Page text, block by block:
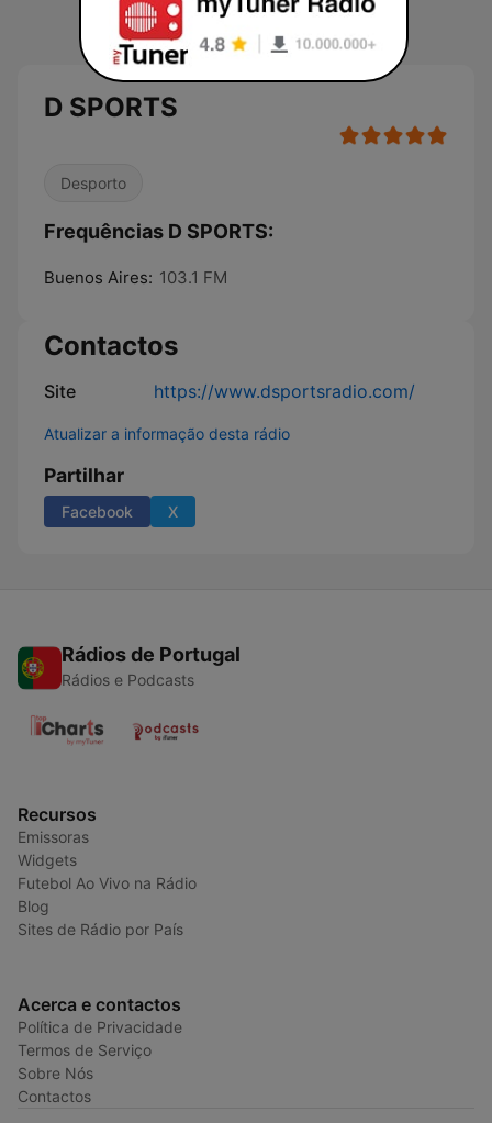
D SPORTS
Desporto
Frequências D SPORTS:
Buenos Aires: 103.1 FM
Contactos
Site https://www.dsportsradio.com/
Atualizar a informação desta rádio
Partilhar
Facebook X
Rádios de Portugal
Rádios e Podcasts
Recursos
Emissoras
Widgets
Futebol Ao Vivo na Rádio
Blog
Sites de Rádio por País
Acerca e contactos
Política de Privacidade
Termos de Serviço
Sobre Nós
Contactos